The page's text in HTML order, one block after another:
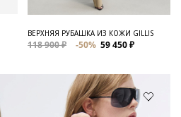
ВЕРХНЯЯ РУБАШКА ИЗ КОЖИ GILLIS
118 900 ₽ -50% 59 450 ₽